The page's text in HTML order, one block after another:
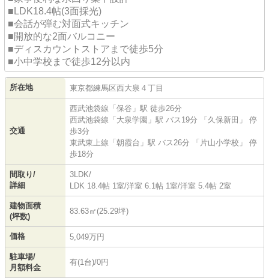
■LDK18.4帖(3面採光)
■会話が弾む対面式キッチン
■開放的な2面バルコニー
■ディスカウントストアまで徒歩5分
■小中学校まで徒歩12分以内
所在地 東京都練馬区西大泉 ４丁目
交通
西武池袋線 「 保谷 」駅 徒歩26分
西武池袋線 「 大泉学園 」駅 バス19分 「久保新田」 停
歩3分
東武東上線 「 朝霞台 」駅 バス26分 「片山小学校」 停
歩18分
間取り/
詳細
3LDK/
LDK 18.4帖 1室/洋室 6.1帖 1室/洋室 5.4帖 2室
建物面積
(坪数)
83.63㎡(25.29坪)
価格 5,049万円
駐車場/
月額料金
有(1台)/0円